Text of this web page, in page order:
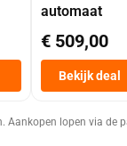
automaat
€ 509,00
Bekijk deal
Aankopen lopen via de